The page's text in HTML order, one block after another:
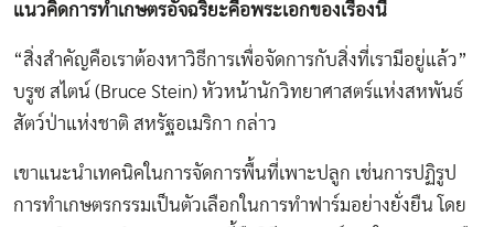
แนวคิดการทำเกษตรอัจฉริยะคือพระเอกของเรื่องนี้
“สิ่งสำคัญคือเราต้องหาวิธีการเพื่อจัดการกับสิ่งที่เรามีอยู่แล้ว”
บรูซ สไตน์ (Bruce Stein) หัวหน้านักวิทยาศาสตร์แห่งสหพันธ์
สัตว์ป่าแห่งชาติ สหรัฐอเมริกา กล่าว
เขาแนะนำเทคนิคในการจัดการพื้นที่เพาะปลูก เช่นการปฏิรูป
การทำเกษตรกรรมเป็นตัวเลือกในการทำฟาร์มอย่างยั่งยืน โดย